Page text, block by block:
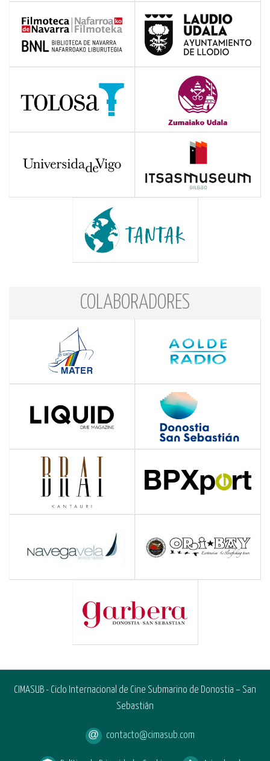
COLABORADORES
CIMASUB - Ciclo Internacional de Cine Submarino de Donostia – San
Sebastián
contacto@cimasub.com